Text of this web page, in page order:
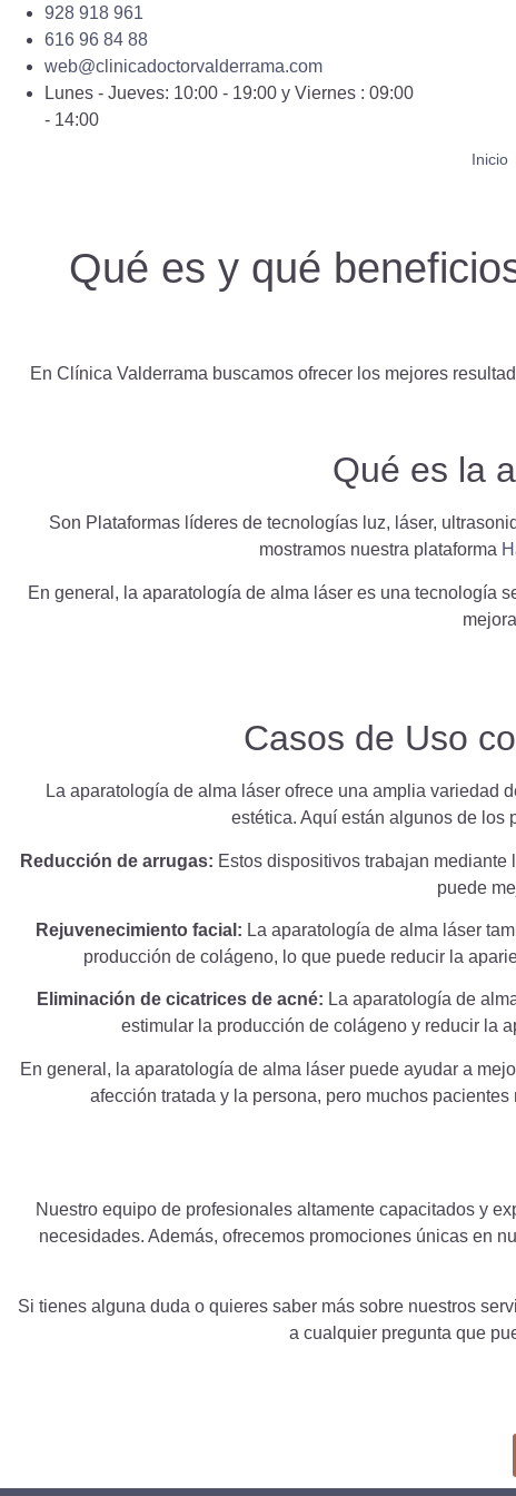
928 918 961
616 96 84 88
web@clinicadoctorvalderrama.com
Lunes - Jueves: 10:00 - 19:00 y Viernes : 09:00
- 14:00
Inicio
Qué es y qué
En Clínica Valderrama buscamos ofrecer los mejores
Qué es la
Son Plataformas líderes de tecnologías luz, láser,
mostramos nuestra plataforma
En general, la aparatología de alma láser es una tecnología
Casos de Uso
La aparatología de alma láser ofrece una amplia variedad
estética. Aquí están algunos de los
Reducción de arrugas: Estos dispositivos trabajan
puede
Rejuvenecimiento facial: La aparatología de alma láser
producción de colágeno, lo que puede reducir la
Eliminación de cicatrices de acné: La aparatología de
estimular la producción de colágeno y reducir la
En general, la aparatología de alma láser puede ayudar a
afección tratada y la persona, pero muchos
Nuestro equipo de profesionales altamente capacitados y
necesidades. Además, ofrecemos promociones únicas en
Si tienes alguna duda o quieres saber más sobre nuestros
a cualquier pregunta que